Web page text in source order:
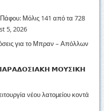
Μόλις 141 από τα 728
5, 2026
για το Μπραν – Απόλλων
𝝡𝝤𝝪𝝨𝝞𝝟𝝜
νέου λατομείου κοντά